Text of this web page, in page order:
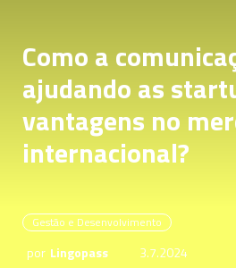
Como a
ajudando as
vantagens no
internacional?
Gestão e Desenvolvimento
por Lingopass
3.7.2024